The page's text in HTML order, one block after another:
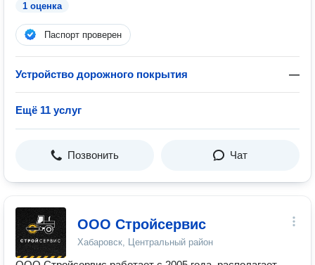
1 оценка
Паспорт проверен
Устройство дорожного покрытия —
Ещё 11 услуг
Позвонить Чат
ООО Стройсервис
Хабаровск, Центральный район